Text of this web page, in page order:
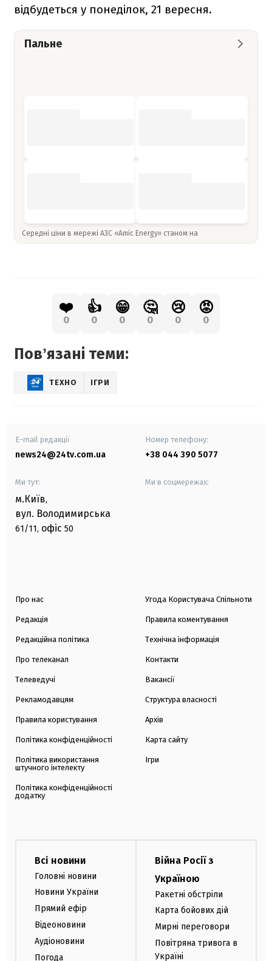
відбудеться у понеділок, 21 вересня.
Пальне
Середні ціни в мережі АЗС «Amic Energy» станом на
❤️
0
👍
0
😁
0
🤔
0
😢
0
😡
0
Повʼязані теми:
ТЕХНО ІГРИ
E-mail редакції
news24@24tv.com.ua
Номер телефону:
+38 044 390 5077
Ми тут:
м.Київ,
вул. Володимирська
61/11, офіс 50
Ми в соцмережах:
Про нас
Редакція
Редакційна політика
Про телеканал
Телеведучі
Рекламодавцям
Правила користування
Політика конфіденційності
Політика використання
штучного інтелекту
Політика конфіденційності
додатку
Угода Користувача Спільноти
Правила коментування
Технічна інформація
Контакти
Вакансії
Структура власності
Архів
Карта сайту
Ігри
Всі новини
Головні новини
Новини України
Прямий ефір
Відеоновини
Аудіоновини
Погода
Війна Росії з
Україною
Ракетні обстріли
Карта бойових дій
Мирні переговори
Повітряна тривога в
Україні